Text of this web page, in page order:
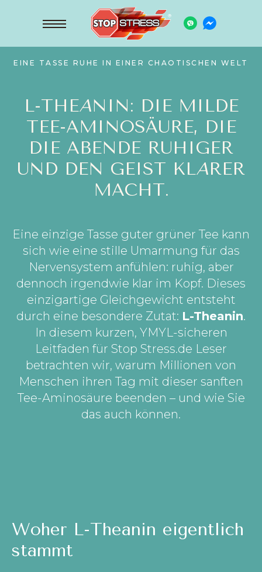
EINE TASSE RUHE IN EINER CHAOTISCHEN WELT
L-THEANIN: DIE MILDE
TEE-AMINOSÄURE, DIE
DIE ABENDE RUHIGER
UND DEN GEIST KLARER
MACHT.
Eine einzige Tasse guter grüner Tee kann
sich wie eine stille Umarmung für das
Nervensystem anfühlen: ruhig, aber
dennoch irgendwie klar im Kopf. Dieses
einzigartige Gleichgewicht entsteht
durch eine besondere Zutat: L-Theanin.
In diesem kurzen, YMYL-sicheren
Leitfaden für Stop Stress.de Leser
betrachten wir, warum Millionen von
Menschen ihren Tag mit dieser sanften
Tee-Aminosäure beenden – und wie Sie
das auch können.
Woher L-Theanin eigentlich
stammt